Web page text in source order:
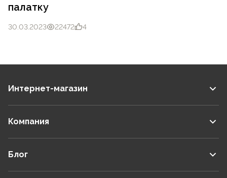
палатку
30.03.2023 22472 4
Интернет-магазин
Компания
Блог